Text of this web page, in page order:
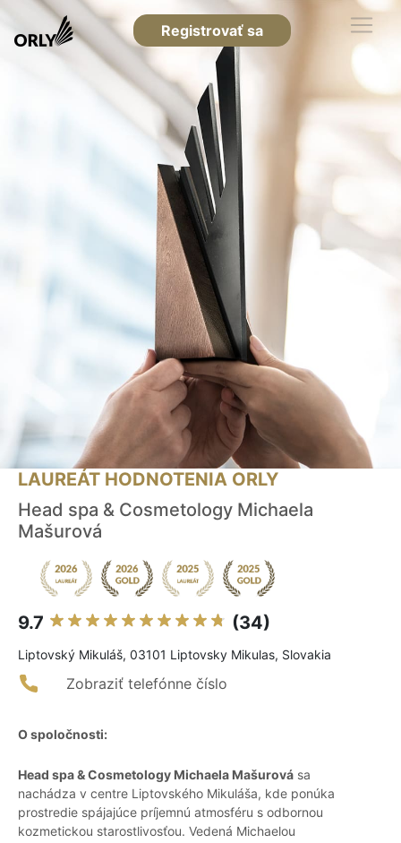
Registrovať sa
LAUREÁT HODNOTENIA ORLY
Head spa & Cosmetology Michaela
Mašurová
9.7 (34)
Liptovský Mikuláš, 03101 Liptovsky Mikulas, Slovakia
Zobraziť telefónne číslo
O spoločnosti:
Head spa & Cosmetology Michaela Mašurová sa
nachádza v centre Liptovského Mikuláša, kde ponúka
prostredie spájajúce príjemnú atmosféru s odbornou
kozmetickou starostlivosťou. Vedená Michaelou